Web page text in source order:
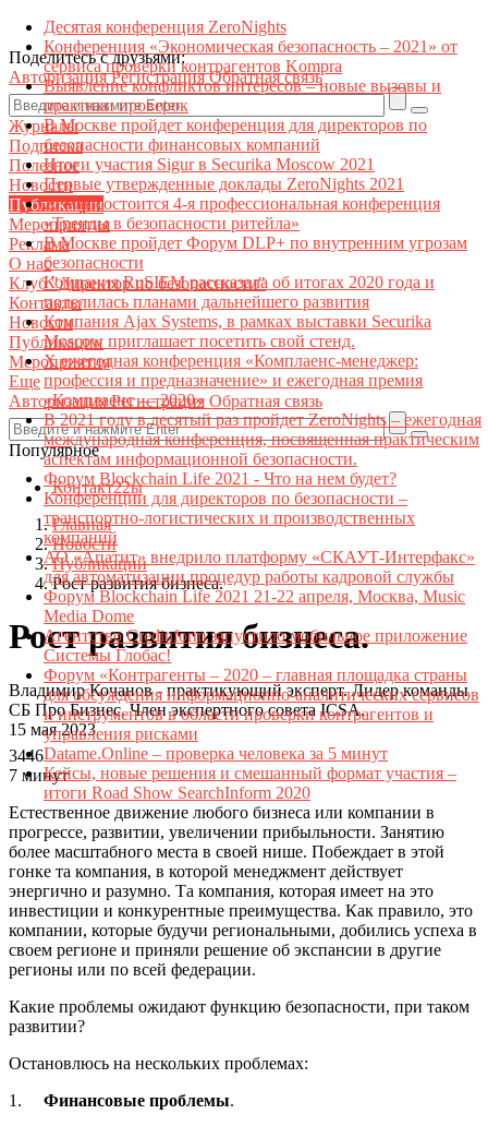
Поделитесь с друзьями:
АвторизацияРегистрацияОбратная связь
Журналы
Подписка
Полезное
Новости
Публикации
Мероприятия
Реклама
О нас
Клуб "Директор по безопасности"
Контакты
Новости
Публикации
Мероприятия
Еще
АвторизацияРегистрация Обратная связь
Популярное
Десятая конференция ZeroNights
Конференция «Экономическая безопасность – 2021» от
сервиса проверки контрагентов Kompra
Выявление конфликтов интересов – новые вызовы и
практики проверок
В Москве пройдет конференция для директоров по
безопасности финансовых компаний
Итоги участия Sigur в Securika Moscow 2021
Первые утвержденные доклады ZeroNights 2021
27 мая состоится 4-я профессиональная конференция
«Тренды в безопасности ритейла»
В Москве пройдет Форум DLP+ по внутренним угрозам
безопасности
Компания RuSIEM рассказала об итогах 2020 года и
поделилась планами дальнейшего развития
Компания Ajax Systems, в рамках выставки Securika
Moscow приглашает посетить свой стенд.
X ежегодная конференция «Комплаенс-менеджер:
профессия и предназначение» и ежегодная премия
«Комплаенс — 2020»
В 2021 году в десятый раз пройдет ZeroNights – ежегодная
международная конференция, посвященная практическим
аспектам информационной безопасности.
Форум Blockchain Life 2021 - Что на нем будет?
Конференции для директоров по безопасности –
транспортно-логистических и производственных
компаний
АО «Апатит» внедрило платформу «СКАУТ-Интерфакс»
для автоматизации процедур работы кадровой службы
Форум Blockchain Life 2021 21-22 апреля, Москва, Music
Media Dome
Агентство Credinform запустило мобильное приложение
Системы Глобас!
Форум «Контрагенты – 2020 – главная площадка страны
для обсуждения информационно-аналитических сервисов
и инструментов в области проверки контрагентов и
управления рисками
Datame.Online – проверка человека за 5 минут
Кейсы, новые решения и смешанный формат участия –
итоги Road Show SearchInform 2020
Контакт22ы
Главная
Новости
Публикации
Рост развития бизнеса.
Рост развития бизнеса.
Владимир Кочанов - практикующий эксперт. Лидер команды
СБ Про Бизнес. Член экспертного совета ICSA.
15 мая 2023
3446
7 минут
Естественное движение любого бизнеса или компании в
прогрессе, развитии, увеличении прибыльности. Занятию
более масштабного места в своей нише. Побеждает в этой
гонке та компания, в которой менеджмент действует
энергично и разумно. Та компания, которая имеет на это
инвестиции и конкурентные преимущества. Как правило, это
компании, которые будучи региональными, добились успеха в
своем регионе и приняли решение об экспансии в другие
регионы или по всей федерации.
Какие проблемы ожидают функцию безопасности, при таком
развитии?
Остановлюсь на нескольких проблемах:
1. Финансовые проблемы.